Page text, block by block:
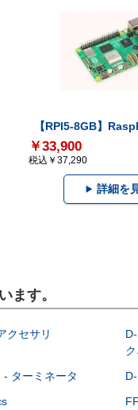
【RPI5-8GB】
￥33,900
税込￥37,290
詳細を
ます。
クセサリ
ターミネータ